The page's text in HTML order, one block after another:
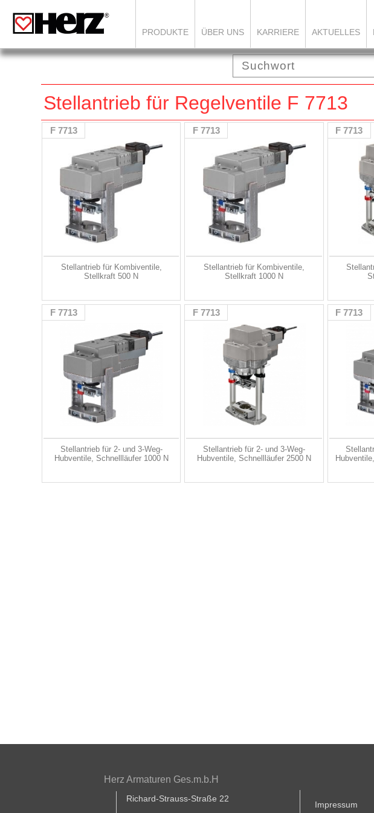
PRODUKTE ÜBER UNS KARRIERE AKTUELLES
Stellantrieb für Regelventile F 7713
F 7713
Stellantrieb für Kombiventile,
Stellkraft 500 N
F 7713
Stellantrieb für Kombiventile,
Stellkraft 1000 N
F 7713
F 7713
Stellantrieb für 2- und 3-Weg-
Hubventile, Schnellläufer 1000 N
F 7713
Stellantrieb für 2- und 3-Weg-
Hubventile, Schnellläufer 2500 N
F 7713
Herz Armaturen Ges.m.b.H
Richard-Strauss-Straße 22
Impressum